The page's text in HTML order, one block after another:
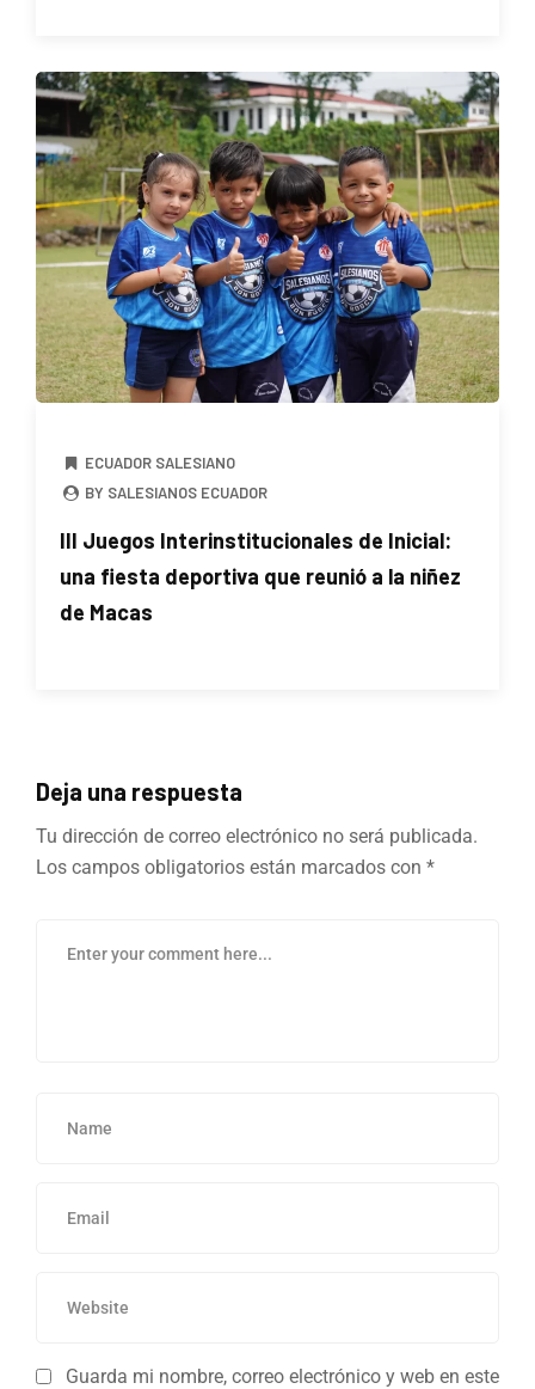
ECUADOR SALESIANO
BY SALESIANOS ECUADOR
III Juegos Interinstitucionales de Inicial:
una fiesta deportiva que reunió a la niñez
de Macas
Deja una respuesta
Tu dirección de correo electrónico no será publicada.
Los campos obligatorios están marcados con *
Guarda mi nombre, correo electrónico y web en este